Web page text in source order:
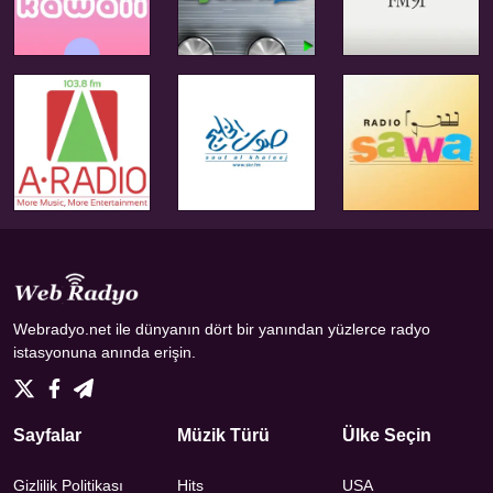
Webradyo.net ile dünyanın dört bir yanından yüzlerce radyo
istasyonuna anında erişin.
Sayfalar
Gizlilik Politikası
Müzik Türü
Hits
Ülke Seçin
USA